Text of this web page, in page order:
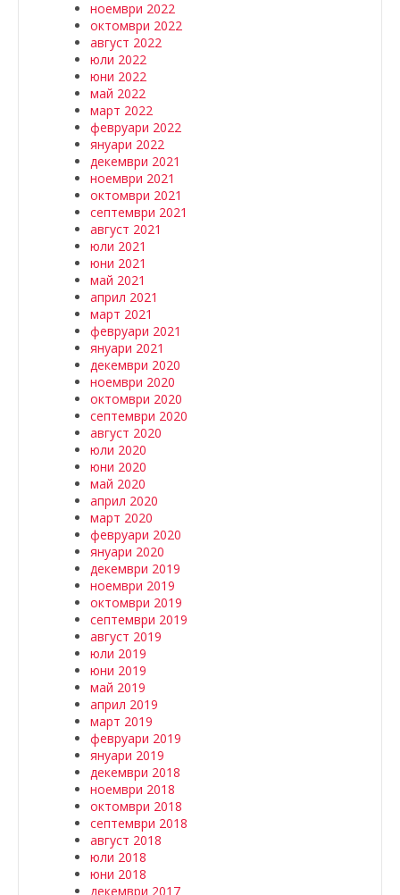
ноември 2022
октомври 2022
август 2022
юли 2022
юни 2022
май 2022
март 2022
февруари 2022
януари 2022
декември 2021
ноември 2021
октомври 2021
септември 2021
август 2021
юли 2021
юни 2021
май 2021
април 2021
март 2021
февруари 2021
януари 2021
декември 2020
ноември 2020
октомври 2020
септември 2020
август 2020
юли 2020
юни 2020
май 2020
април 2020
март 2020
февруари 2020
януари 2020
декември 2019
ноември 2019
октомври 2019
септември 2019
август 2019
юли 2019
юни 2019
май 2019
април 2019
март 2019
февруари 2019
януари 2019
декември 2018
ноември 2018
октомври 2018
септември 2018
август 2018
юли 2018
юни 2018
декември 2017